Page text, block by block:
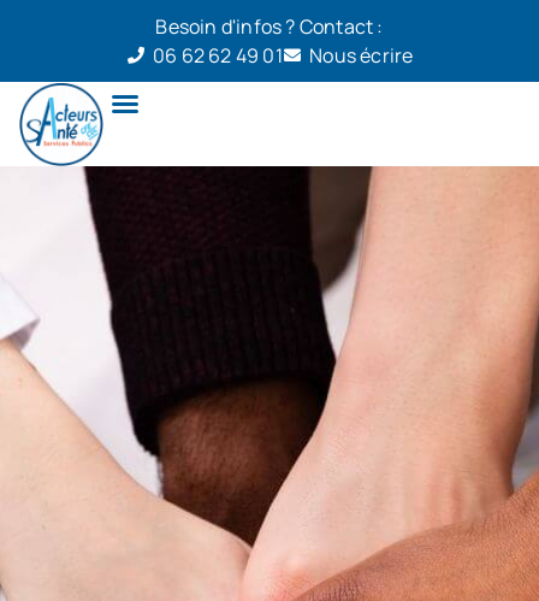
Besoin d'infos ? Contact :
06 62 62 49 01
Nous écrire